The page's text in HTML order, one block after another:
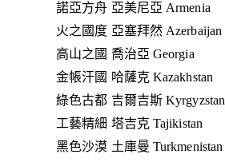
諾亞方舟 亞美尼亞 Armenia
火之國度 亞塞拜然 Azerbaijan
高山之國 喬治亞 Georgia
金帳汗國 哈薩克 Kazakhstan
綠色古都 吉爾吉斯 Kyrgyzstan
工藝精細 塔吉克 Tajikistan
黑色沙漠 土庫曼 Turkmenistan